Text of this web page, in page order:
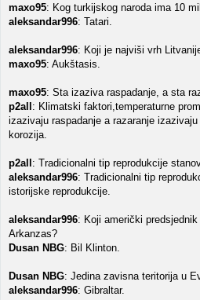
maxo95: Kog turkijskog naroda ima 10
aleksandar996: Tatari.
aleksandar996: Koji je najviši vrh
maxo95: Aukštasis.
maxo95: Sta izaziva raspadanje, a sta
p2all : Klimatski faktori,temperaturne
izazivaju raspadanje a razaranje
korozija.
p2all : Tradicionalni tip reprodukcije
aleksandar996: Tradicionalni tip
istorijske reprodukcije.
aleksandar996: Koji američki
Arkanzas?
Dusan NBG: Bil Klinton.
Dusan NBG: Jedina zavisna teritorija u
aleksandar996: Gibraltar.